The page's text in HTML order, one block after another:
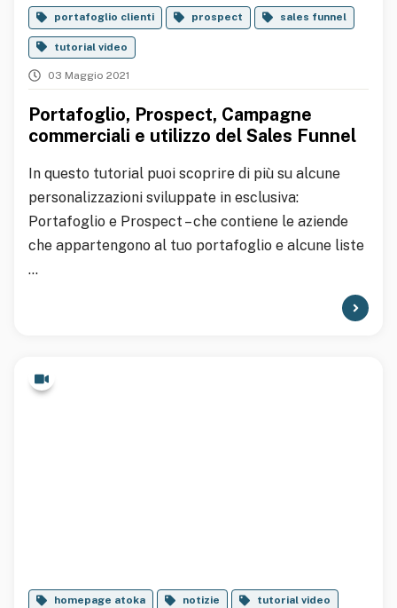
portafoglio clienti prospect sales funnel
tutorial video
03 Maggio 2021
Portafoglio, Prospect, Campagne
commerciali e utilizzo del Sales Funnel
In questo tutorial puoi scoprire di più su alcune
personalizzazioni sviluppate in esclusiva:
Portafoglio e Prospect – che contiene le aziende
che appartengono al tuo portafoglio e alcune liste
...
homepage atoka notizie tutorial video